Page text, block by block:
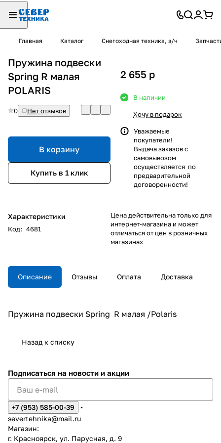
Главная Каталог Снегоходная техника, з/ч
Пружина подвески
Spring R малая
POLARIS
0 Нет отзывов
В корзину
Купить в 1 клик
Характеристики
Код: 4681
2 655 p
В наличии
Хочу в подарок
Уважаемые
покупатели!
Выдача заказов с
самовывозом
осуществляется по
предварительной
договоренности!
Цена действительна только для
интернет-магазина и может
отличаться от цен в розничных
магазинах
Описание Отзывы Оплата Доставка
Пружина подвески Spring R малая /Polaris
Назад к списку
Подписаться на новости и акции
+7 (953) 585-00-39
severtehnika@mail.ru
Магазин:
г. Красноярск, ул. Парусная, д. 9